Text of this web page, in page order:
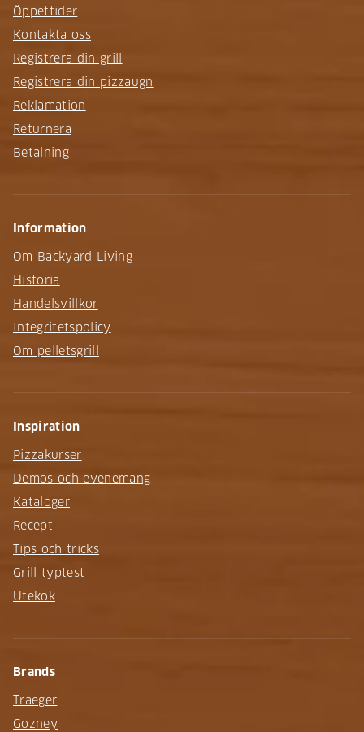
Öppettider
Kontakta oss
Registrera din grill
Registrera din pizzaugn
Reklamation
Returnera
Betalning
Information
Om Backyard Living
Historia
Handelsvillkor
Integritetspolicy
Om pelletsgrill
Inspiration
Pizzakurser
Demos och evenemang
Kataloger
Recept
Tips och tricks
Grill typtest
Utekök
Brands
Traeger
Gozney